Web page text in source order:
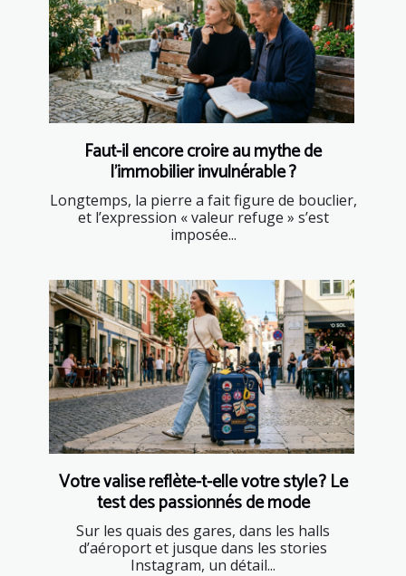
Faut-il encore croire au mythe de
l’immobilier invulnérable ?
Longtemps, la pierre a fait figure de bouclier,
et l’expression « valeur refuge » s’est
imposée...
Votre valise reflète-t-elle votre style ? Le
test des passionnés de mode
Sur les quais des gares, dans les halls
d’aéroport et jusque dans les stories
Instagram, un détail...